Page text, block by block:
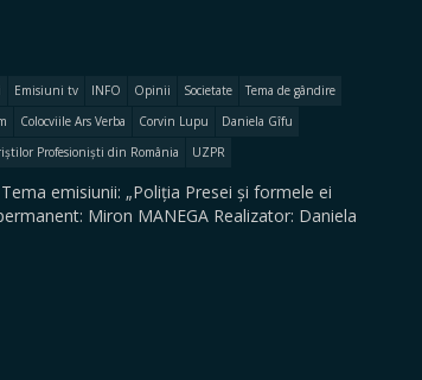
Emisiuni tv INFO Opinii Societate
Tema de gândire
Colocviile Ars Verba Corvin Lupu
Daniela Gîfu
Profesioniști din România UZPR
emisiunii: „Poliția Presei și formele ei
Miron MANEGA Realizator: Daniela